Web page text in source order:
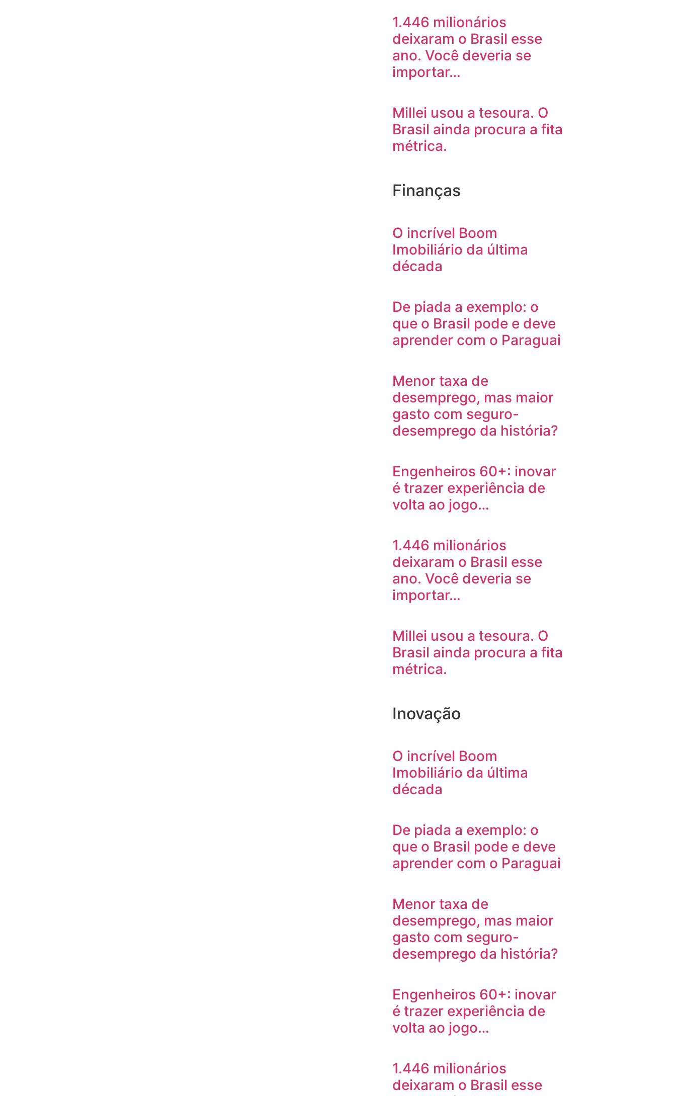
1.446 milionários
deixaram o Brasil esse
ano. Você deveria se
importar…
Millei usou a tesoura. O
Brasil ainda procura a fita
métrica.
Finanças
O incrível Boom
Imobiliário da última
década
De piada a exemplo: o
que o Brasil pode e deve
aprender com o Paraguai
Menor taxa de
desemprego, mas maior
gasto com seguro-
desemprego da história?
Engenheiros 60+: inovar
é trazer experiência de
volta ao jogo…
1.446 milionários
deixaram o Brasil esse
ano. Você deveria se
importar…
Millei usou a tesoura. O
Brasil ainda procura a fita
métrica.
Inovação
O incrível Boom
Imobiliário da última
década
De piada a exemplo: o
que o Brasil pode e deve
aprender com o Paraguai
Menor taxa de
desemprego, mas maior
gasto com seguro-
desemprego da história?
Engenheiros 60+: inovar
é trazer experiência de
volta ao jogo…
1.446 milionários
deixaram o Brasil esse